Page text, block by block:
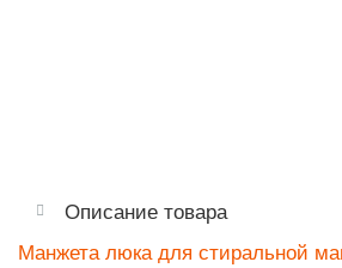
Описание товара
Манжета люка для стиральной